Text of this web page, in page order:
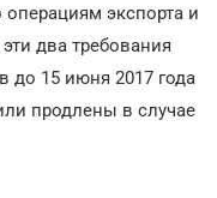
экспорта и
два требования
до 15 июня 2017 года
продлены в случае